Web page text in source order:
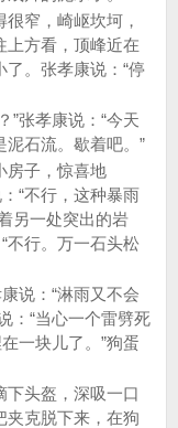
窄，崎岖坎坷，
上方看，顶峰近在
。张孝康说：“停
”张孝康说：“今天
石流。歇着吧。”
房子，惊喜地
“不行，这种暴雨
另一处突出的岩
不行。万一石头松
说：“淋雨又不会
：“当心一个雷劈死
一块儿了。”狗蛋
下头盔，深吸一口
夹克脱下来，在狗